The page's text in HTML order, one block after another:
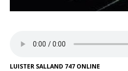
LUISTER SALLAND 747 ONLINE